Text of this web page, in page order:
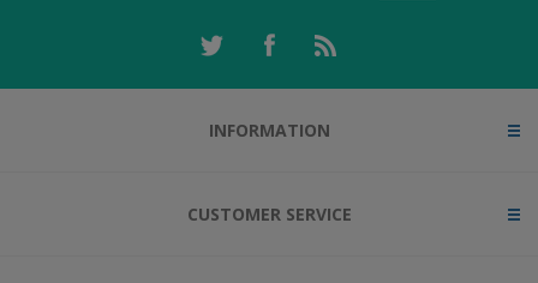
INFORMATION
CUSTOMER SERVICE